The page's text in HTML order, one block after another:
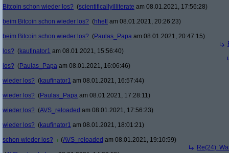
Bitcoin schon wieder los? (scientificallyilliterate am 08.01.2021, 17:56:28)
beim Bitcoin schon wieder los? (hhetl am 08.01.2021, 20:26:23)
beim Bitcoin schon wieder los? (Paulas_Papa am 08.01.2021, 20:47:15)
los? (kaufinator1 am 08.01.2021, 15:56:40)
los? (Paulas_Papa am 08.01.2021, 16:06:46)
wieder los? (kaufinator1 am 08.01.2021, 16:57:44)
wieder los? (Paulas_Papa am 08.01.2021, 17:28:11)
wieder los? (AVS_reloaded am 08.01.2021, 17:56:23)
wieder los? (kaufinator1 am 08.01.2021, 18:01:21)
schon wieder los? (AVS_reloaded am 08.01.2021, 19:10:59)
Re(24):